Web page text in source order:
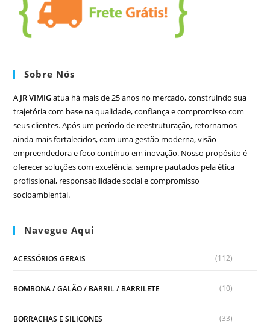
Sobre Nós
A JR VIMIGatua há mais de 25 anos no mercado, construindo sua
trajetória com base na qualidade, confiança e compromisso com
seus clientes. Após um período de reestruturação, retornamos
ainda mais fortalecidos, com uma gestão moderna, visão
empreendedora e foco contínuo em inovação. Nosso propósito é
oferecer soluções com excelência, sempre pautados pela ética
profissional, responsabilidade social e compromisso
socioambiental.
Navegue Aqui
ACESSÓRIOS GERAIS (112)
BOMBONA / GALÃO / BARRIL / BARRILETE (10)
BORRACHAS E SILICONES (33)